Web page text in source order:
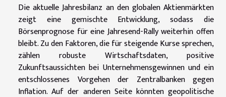
Die aktuelle Jahresbilanz an den globalen Aktienmärkten
zeigt eine gemischte Entwicklung, sodass die
Börsenprognose für eine Jahresend-Rally weiterhin offen
bleibt. Zu den Faktoren, die für steigende Kurse sprechen,
zählen robuste Wirtschaftsdaten, positive
Zukunftsaussichten bei Unternehmensgewinnen und ein
entschlossenes Vorgehen der Zentralbanken gegen
Inflation. Auf der anderen Seite könnten geopolitische